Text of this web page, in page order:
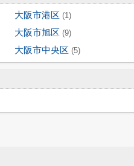
大阪市港区 (1)
大阪市旭区 (9)
大阪市中央区 (5)